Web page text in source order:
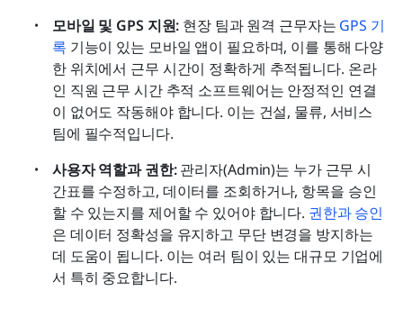
모바일 및 GPS 지원: 현장 팀과 원격 근무자는 GPS 기
록 기능이 있는 모바일 앱이 필요하며, 이를 통해 다양
한 위치에서 근무 시간이 정확하게 추적됩니다. 온라
인 직원 근무 시간 추적 소프트웨어는 안정적인 연결
이 없어도 작동해야 합니다. 이는 건설, 물류, 서비스
팀에 필수적입니다.
사용자 역할과 권한: 관리자(Admin)는 누가 근무 시
간표를 수정하고, 데이터를 조회하거나, 항목을 승인
할 수 있는지를 제어할 수 있어야 합니다. 권한과 승인
은 데이터 정확성을 유지하고 무단 변경을 방지하는
데 도움이 됩니다. 이는 여러 팀이 있는 대규모 기업에
서 특히 중요합니다.